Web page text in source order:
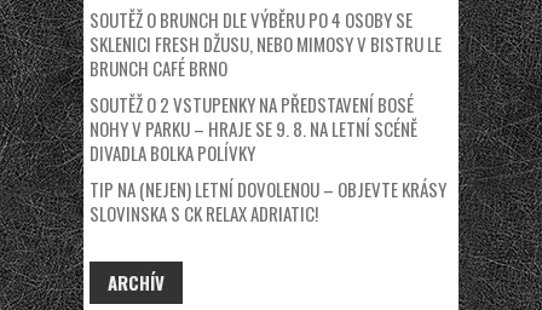
SOUTĚŽ O BRUNCH DLE VÝBĚRU PO 4 OSOBY SE
SKLENICI FRESH DŽUSU, NEBO MIMOSY V BISTRU LE
BRUNCH CAFÉ BRNO
SOUTĚŽ O 2 VSTUPENKY NA PŘEDSTAVENÍ BOSÉ
NOHY V PARKU – HRAJE SE 9. 8. NA LETNÍ SCÉNĚ
DIVADLA BOLKA POLÍVKY
TIP NA (NEJEN) LETNÍ DOVOLENOU – OBJEVTE KRÁSY
SLOVINSKA S CK RELAX ADRIATIC!
ARCHÍV
ARCHÍV